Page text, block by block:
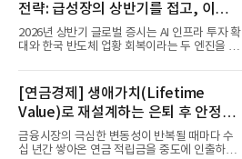
전략: 급성장의 상반기를 접고, 이제
'실적'이 가르는 하반기를 맞다
2026년 상반기 글로벌 증시는 AI 인프라 투자 확
대와 한국 반도체 업황 회복이라는 두 엔진을 달
[연금경제] 생애가치(Lifetime
Value)로 재설계하는 은퇴 후 안정적
생활보장과 평생소득 전략
금융시장의 극심한 변동성이 반복될 때마다 수
십 년간 쌓아온 연금 적립금을 중도에 인출하거